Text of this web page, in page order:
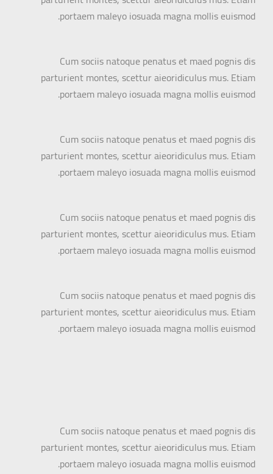
portaem maleyo iosuada magna mollis euismod.
Cum sociis natoque penatus et maed pognis dis
parturient montes, scettur aieoridiculus mus. Etiam
portaem maleyo iosuada magna mollis euismod.
Cum sociis natoque penatus et maed pognis dis
parturient montes, scettur aieoridiculus mus. Etiam
portaem maleyo iosuada magna mollis euismod.
Cum sociis natoque penatus et maed pognis dis
parturient montes, scettur aieoridiculus mus. Etiam
portaem maleyo iosuada magna mollis euismod.
Cum sociis natoque penatus et maed pognis dis
parturient montes, scettur aieoridiculus mus. Etiam
portaem maleyo iosuada magna mollis euismod.
Cum sociis natoque penatus et maed pognis dis
parturient montes, scettur aieoridiculus mus. Etiam
portaem maleyo iosuada magna mollis euismod.